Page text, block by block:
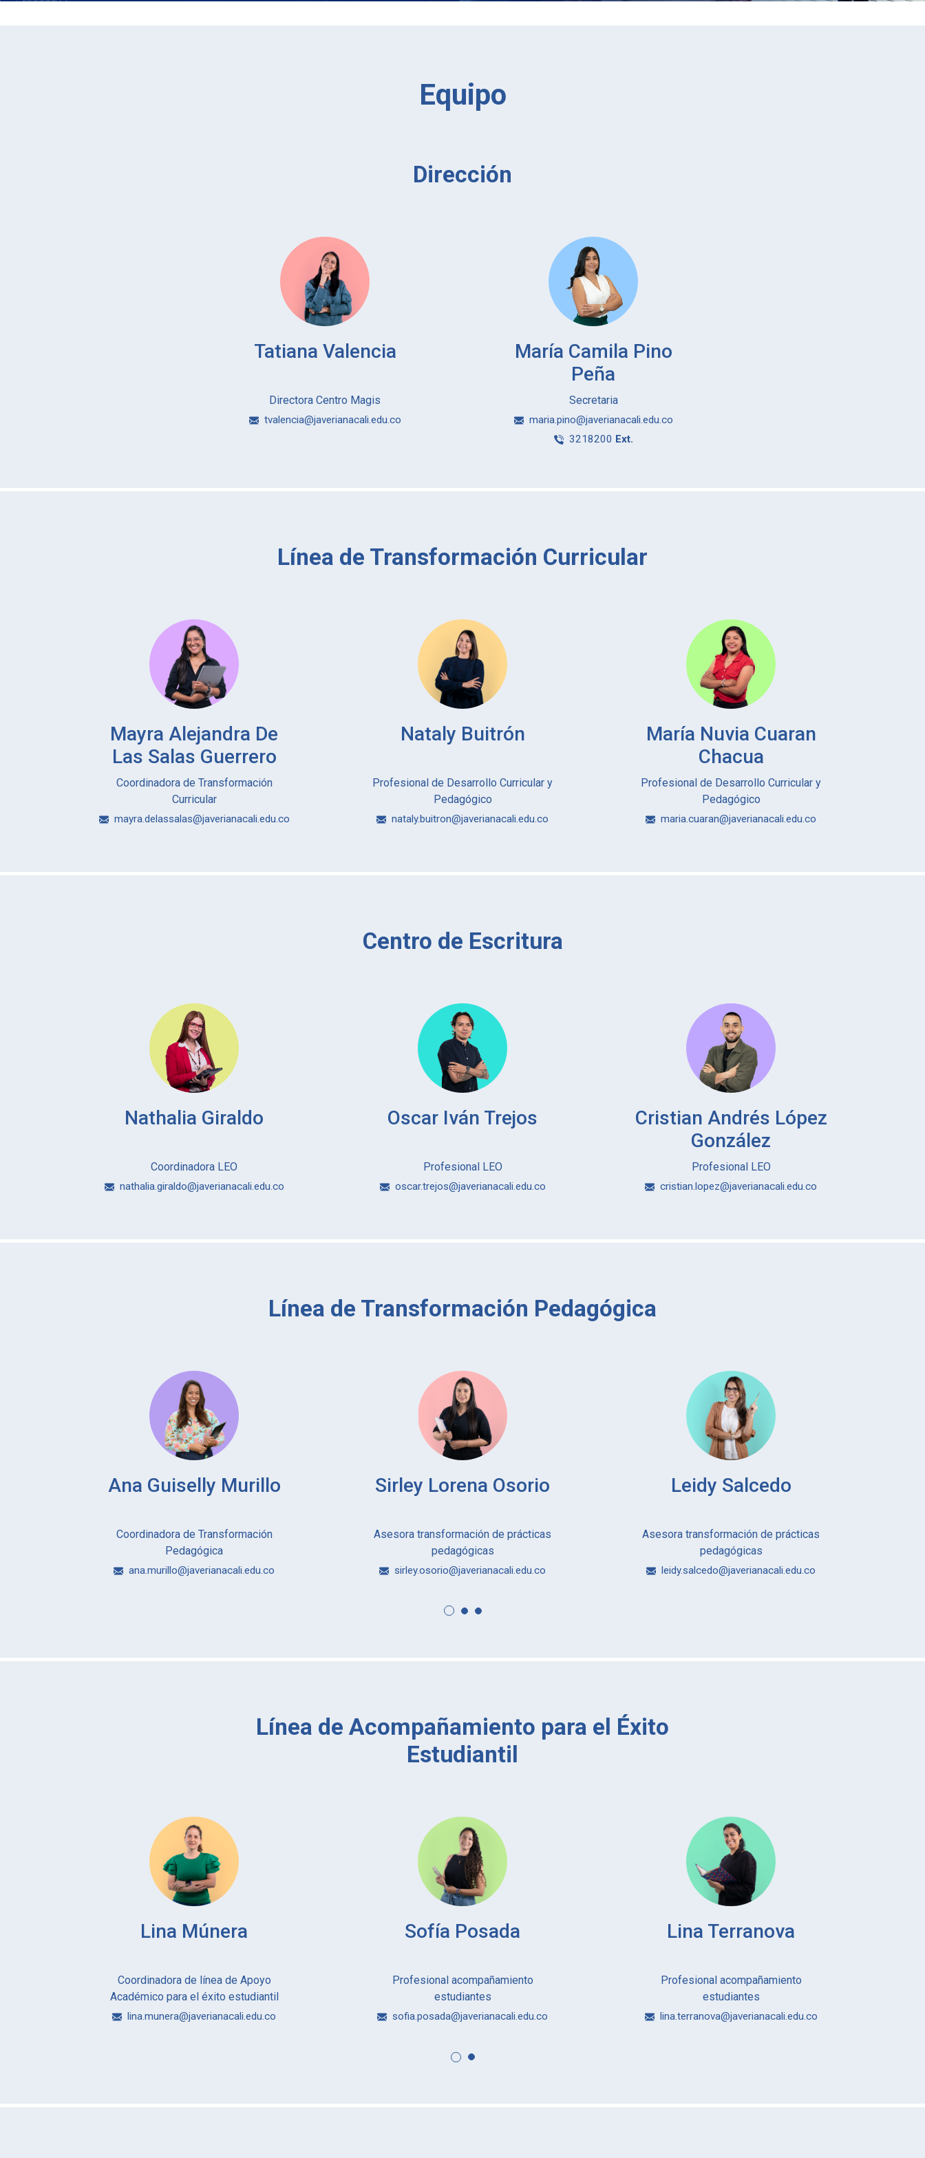
Equipo
Dirección
Tatiana Valencia
Directora Centro Magis
tvalencia@javerianacali.edu.co
María Camila Pino
Peña
Secretaria
maria.pino@javerianacali.edu.co
3218200 Ext.
Línea de Transformación Curricular
Mayra Alejandra De
Las Salas Guerrero
Coordinadora de Transformación
Curricular
mayra.delassalas@javerianacali.edu.co
Nataly Buitrón
Profesional de Desarrollo Curricular y
Pedagógico
nataly.buitron@javerianacali.edu.co
María Nuvia Cuaran
Chacua
Profesional de Desarrollo Curricular y
Pedagógico
maria.cuaran@javerianacali.edu.co
Centro de Escritura
Nathalia Giraldo
Coordinadora LEO
nathalia.giraldo@javerianacali.edu.co
Oscar Iván Trejos
​​​​​​​Profesional LEO
oscar.trejos@javerianacali.edu.co
Cristian Andrés López
González
​​​​​​​Profesional LEO
cristian.lopez@javerianacali.edu.co
Línea de Transformación Pedagógica
Ana Guiselly Murillo
​​​​​​​Coordinadora de Transformación
Pedagógica
ana.murillo@javerianacali.edu.co
Sirley Lorena Osorio
​​​​​​​​​​​​​​Asesora transformación de prácticas
pedagógicas
sirley.osorio@javerianacali.edu.co
Leidy Salcedo
Asesora transformación de prácticas
pedagógicas
leidy.salcedo@javerianacali.edu.co
Línea de Acompañamiento para el Éxito
Estudiantil
Lina Múnera
Coordinadora de línea de Apoyo
Académico para el éxito estudiantil
lina.munera@javerianacali.edu.co
Sofía Posada
Profesional acompañamiento
estudiantes
sofia.posada@javerianacali.edu.co
Lina Terranova
​​​​​​​Profesional acompañamiento
estudiantes
lina.terranova@javerianacali.edu.co